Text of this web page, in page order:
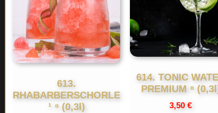
613.
RHABARBERSCHORLE
¹ ⁸ (0,3l)
614. TONIC
PREMIUM ⁸
3,50€